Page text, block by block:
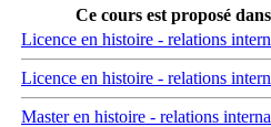
Ce cours est proposé
Licence en histoire - relations
Licence en histoire - relations
Master en histoire - relations